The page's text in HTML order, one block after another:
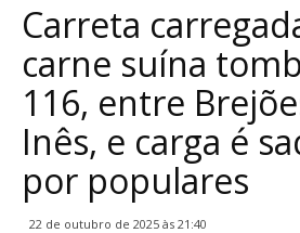
Carreta
carne suína
116, entre
Inês, e carga é
por populares
22 de outubro de 2025 às 21:40